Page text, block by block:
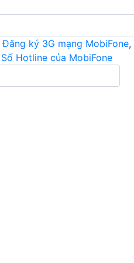
Đăng ký 3G mạng MobiFone,
Số Hotline của MobiFone